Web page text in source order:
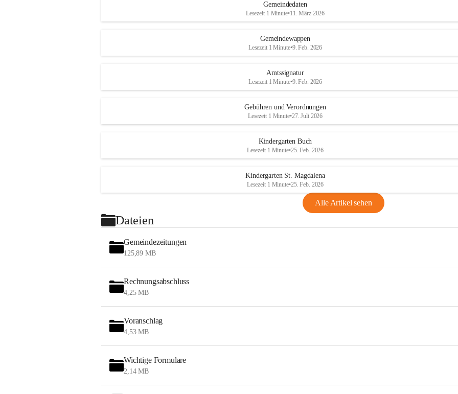
Gemeindedaten
Lesezeit 1 Minute•11. März 2026
Gemeindewappen
Lesezeit 1 Minute•9. Feb. 2026
Amtssignatur
Lesezeit 1 Minute•9. Feb. 2026
Gebühren und Verordnungen
Lesezeit 1 Minute•27. Juli 2026
Kindergarten Buch
Lesezeit 1 Minute•25. Feb. 2026
Kindergarten St. Magdalena
Lesezeit 1 Minute•25. Feb. 2026
Alle Artikel sehen
Dateien
Gemeindezeitungen
125,89 MB
Rechnungsabschluss
4,25 MB
Voranschlag
4,53 MB
Wichtige Formulare
2,14 MB